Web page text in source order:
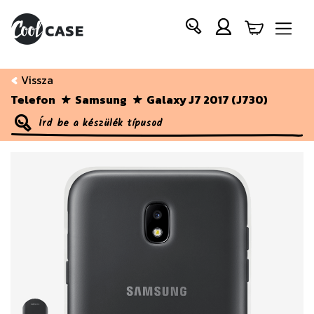
Vissza
Telefon
Samsung Galaxy J7 2017 (J730)